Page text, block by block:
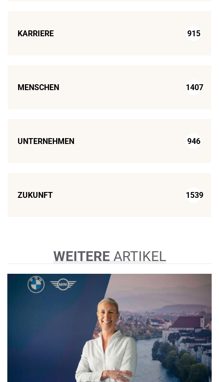
KARRIERE 915
MENSCHEN 1407
UNTERNEHMEN 946
ZUKUNFT 1539
WEITEREARTIKEL